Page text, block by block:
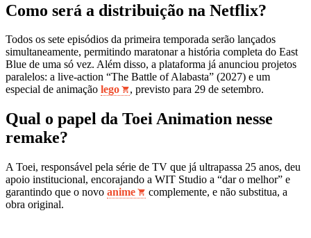
Como será a distribuição na Netflix?
Todos os sete episódios da primeira temporada serão lançados
simultaneamente, permitindo maratonar a história completa do East
Blue de uma só vez. Além disso, a plataforma já anunciou projetos
paralelos: a live‑action “The Battle of Alabasta” (2027) e um
especial de animação lego , previsto para 29 de setembro.
Qual o papel da Toei Animation nesse
remake?
A Toei, responsável pela série de TV que já ultrapassa 25 anos, deu
apoio institucional, encorajando a WIT Studio a “dar o melhor” e
garantindo que o novo anime
complemente, e não substitua, a
obra original.